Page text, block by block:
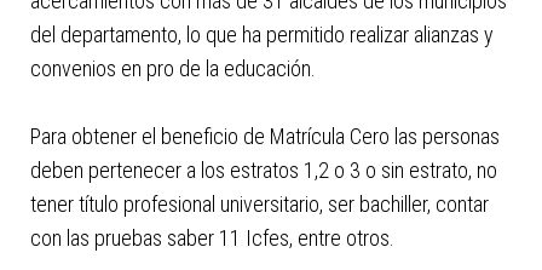
del departamento, lo que ha permitido realizar alianzas y
convenios en pro de la educación.
Para obtener el beneficio de Matrícula Cero las personas
deben pertenecer a los estratos 1,2 o 3 o sin estrato, no
tener título profesional universitario, ser bachiller, contar
con las pruebas saber 11 Icfes, entre otros.